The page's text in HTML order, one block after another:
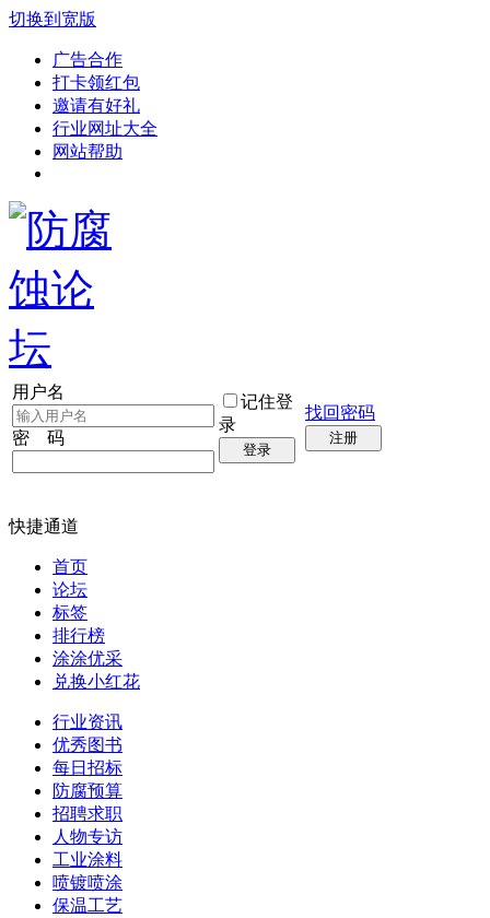
切换到宽版
广告合作
打卡领红包
邀请有好礼
行业网址大全
网站帮助
用户名
密 码
记住登
录
登录
找回密码
注册
快捷通道
首页
论坛
标签
排行榜
涂涂优采
兑换小红花
行业资讯
优秀图书
每日招标
防腐预算
招聘求职
人物专访
工业涂料
喷镀喷涂
保温工艺